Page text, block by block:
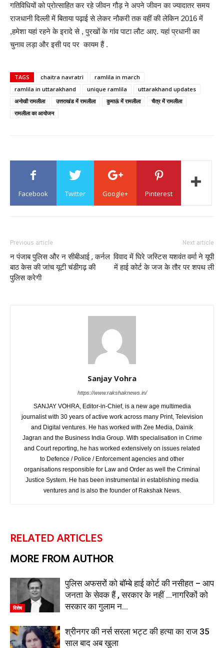
गतिविधियों को प्रोत्साहित कर रहे जीवन गौड़ ने अपने जीवन का ज्यादातर समय
राजधानी दिल्ली में बिताया पढ़ाई से लेकर नौकरी तक वहीं की लेकिन 2016 में
,हमेशा यहां रहने के इरादे से , पुरखों के गांव पाटा लौट आए. यहां प्रधानी का
चुनाव लड़ा और इसी पद पर कायम हैं .
TAGS chaitra navratri
ramlila in march
ramlila in uttarakhand
unique ramlila
uttarakhand updates
अनोखी रामलीला
उत्तराखंड में रामलीला कुमाऊं में रामलीला
चैत्र में रामलीला
रामलीला का आयोजन
Facebook Twitter Google+ Pinterest
Previous article
न पंजाब पुलिस और न सीबीआई , कर्नल
बाठ केस की जांच यूटी चंडीगढ़ की
पुलिस करेगी
Next article
विवाद में घिरे जस्टिस यशवंत वर्मा ने यूपी
में हाई कोर्ट के जज के तौर पर शपथ ली
Sanjay Vohra
https://www.rakshaknews.in/
SANJAY VOHRA, Editor-in-Chief, is a new age multimedia
journalist with 30 years of active work across many Print, Television
and Digital ventures. He has worked with Zee Media, Dainik
Jagran and the Business India Group. With specialisation in Crime
and Court reporting, he has worked extensively on issues related
to Defence / Police / Enforcement agencies and other
organisations responsible for Law and Order as well the Criminal
Justice System. He has been instrumental in establishing media
ventures and is also the founder of Rakshak News.
RELATED ARTICLES
MORE FROM AUTHOR
विशेष
पुलिस अफसरों को बॉम्बे हाई कोर्ट की नसीहत – आप
जनता के सेवक हैं , सरकार के नहीं …नागरिकों को
सरकार का गुलाम न...
श्रीनगर की नर्स सरला भट्ट की हत्या का राज 35
साल बाद अब खुला